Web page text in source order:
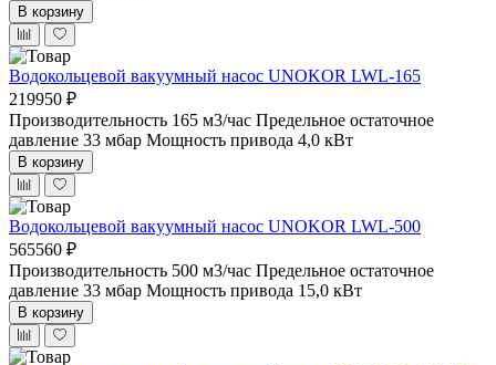
В корзину
Водокольцевой вакуумный насос UNOKOR LWL-165
219950 ₽
Производительность 165 м3/час Предельное остаточное
давление 33 мбар Мощность привода 4,0 кВт
В корзину
Водокольцевой вакуумный насос UNOKOR LWL-500
565560 ₽
Производительность 500 м3/час Предельное остаточное
давление 33 мбар Мощность привода 15,0 кВт
В корзину